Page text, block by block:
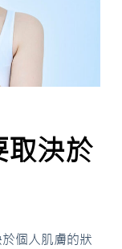
取決於
個人肌膚的狀